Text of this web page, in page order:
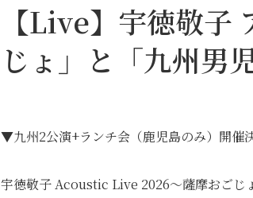
【Live】宇徳敬子
じょ」と「九州男
▼九州2公演+ランチ会（鹿児島のみ）開催
宇徳敬子 Acoustic Live 2026〜薩摩おごじ